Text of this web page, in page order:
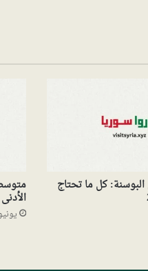
كل ما تحتاج
الأدنى
يونيو 7,